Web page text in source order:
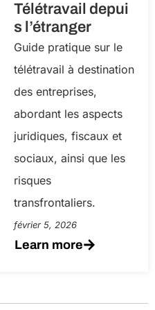
Télétravail depui
s l’étranger
Guide pratique sur le
télétravail à destination
des entreprises,
abordant les aspects
juridiques, fiscaux et
sociaux, ainsi que les
risques
transfrontaliers.
février 5, 2026
Learn more